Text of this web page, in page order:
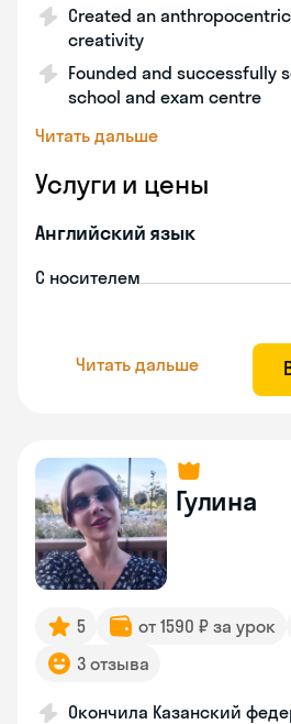
Created an
creativity
Founded and successfully
school and exam centre
Читать дальше
Услуги и цены
Английский язык
С носителем
Читать дальше
Гулина
5 от 1590 ₽ за урок
3 отзыва
Окончила Казанский